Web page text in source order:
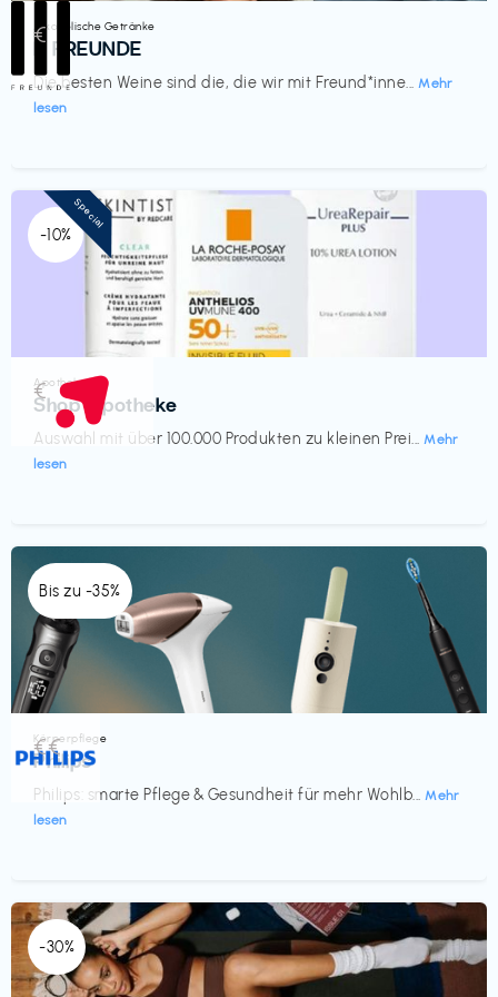
Alkoholische Getränke
III FREUNDE
Die besten Weine sind die, die wir mit Freund*inne... Mehr
lesen
€‎
-10%
Apotheke
Shop Apotheke
Auswahl mit über 100.000 Produkten zu kleinen Prei... Mehr
lesen
€‎
Special
Bis zu -35%
Körperpflege
Philips
Philips: smarte Pflege & Gesundheit für mehr Wohlb... Mehr
lesen
€€‎
-30%